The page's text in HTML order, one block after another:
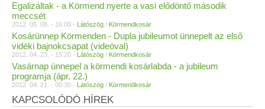
Egalizáltak - a Körmend nyerte a vasi elődöntő második
meccsét
2012. 05. 08. - 16:00 - Látószög / Körmendkosár
Kosárünnep Körmenden - Dupla jubileumot ünnepelt az első
vidéki bajnokcsapat (videóval)
2012. 04. 23. - 15:20 - Látószög / Körmendkosár
Vasárnap ünnepel a körmendi kosárlabda - a jubileum
programja (ápr. 22.)
2012. 04. 21. - 00:30 - Látószög / Körmendkosár
KAPCSOLÓDÓ HÍREK